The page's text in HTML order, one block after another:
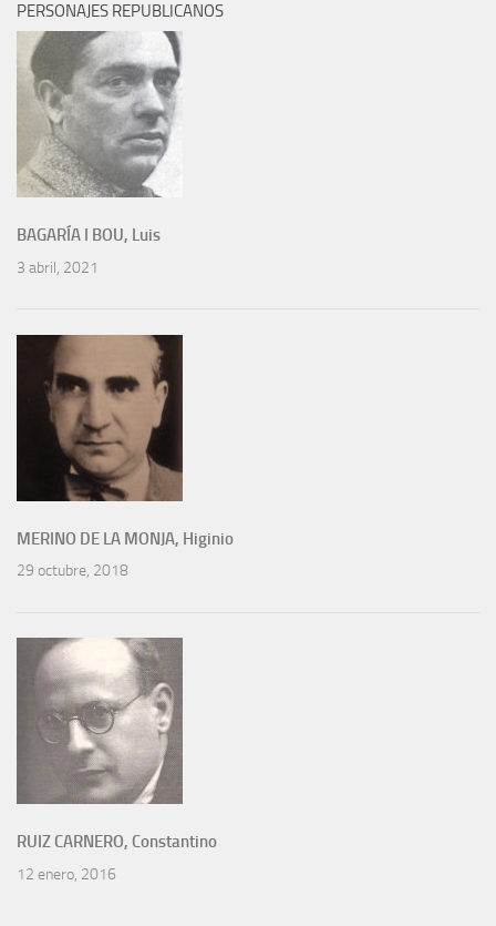
PERSONAJES REPUBLICANOS
BAGARÍA I BOU, Luis
3 abril, 2021
MERINO DE LA MONJA, Higinio
29 octubre, 2018
RUIZ CARNERO, Constantino
12 enero, 2016